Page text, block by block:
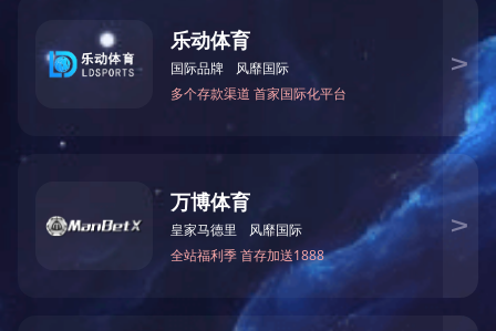
AT7314P1一级环保双面珠光手撕带
产品参数 :
货物名称:一级环保双面珠光手撕带
宽度:在一定范围内可以根据客户需求裁切